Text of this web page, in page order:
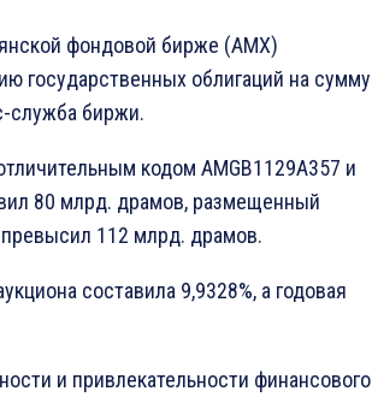
фондовой бирже (АМХ)
государственных облигаций на сумму
служба биржи.
кодом AMGB1129A357 и
80 млрд. драмов, размещенный
112 млрд. драмов.
составила 9,9328%, а годовая
и привлекательности финансового